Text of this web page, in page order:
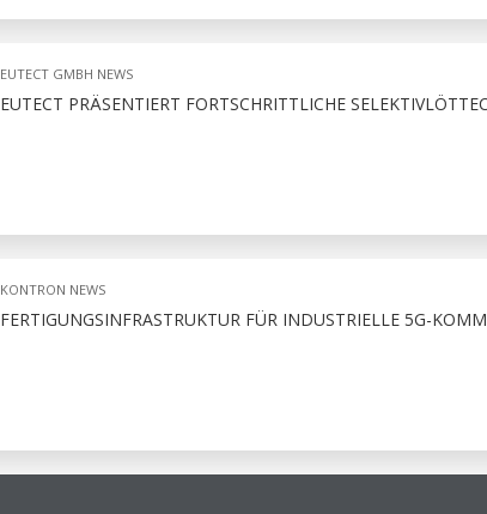
EUTECT GMBH NEWS
EUTECT PRÄSENTIERT FORTSCHRITTLICHE
KONTRON NEWS
FERTIGUNGSINFRASTRUKTUR FÜR INDUSTRIELLE 5G-